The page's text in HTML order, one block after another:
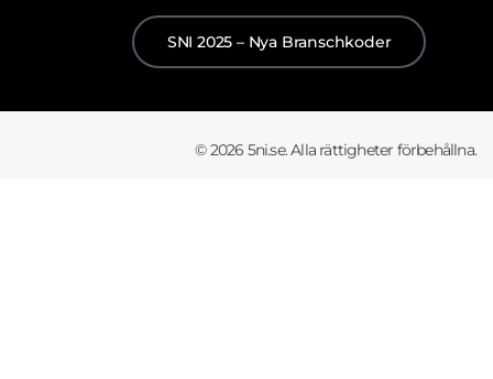
SNI 2025 – Nya Branschkoder
© 2026 5ni.se. Alla rättigheter förbehållna.